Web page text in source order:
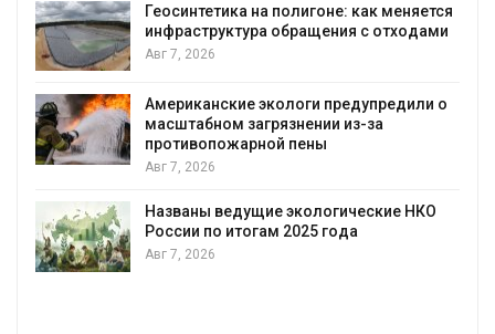
Геосинтетика на полигоне: как меняется
инфраструктура обращения с отходами
Авг 7, 2026
Американские экологи предупредили о
масштабном загрязнении из-за
противопожарной пены
Авг 7, 2026
Названы ведущие экологические НКО
России по итогам 2025 года
Авг 7, 2026